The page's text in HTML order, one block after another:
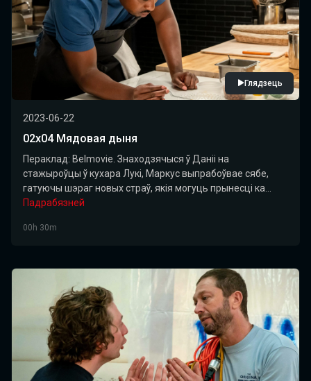
Глядзець
2023-06-22
02х04 Мядовая дыня
Пераклад: Belmovie. Знаходзячыся ў Даніі на
стажыроўцы ў кухара Лукі, Маркус выпрабоўвае сябе,
гатуючы шэраг новых страў, якія могуць прынесці ка...
Падрабязней
00h 30m